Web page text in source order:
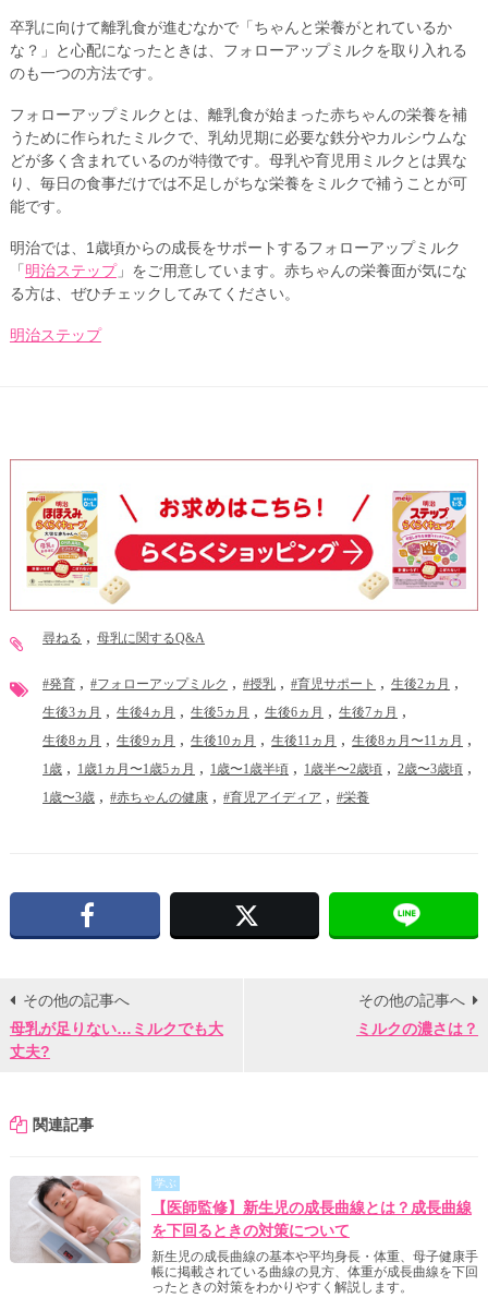
卒乳に向けて離乳食が進むなかで「ちゃんと栄養がとれているか
な？」と心配になったときは、フォローアップミルクを取り入れる
のも一つの方法です。
フォローアップミルクとは、離乳食が始まった赤ちゃんの栄養を補
うために作られたミルクで、乳幼児期に必要な鉄分やカルシウムな
どが多く含まれているのが特徴です。母乳や育児用ミルクとは異な
り、毎日の食事だけでは不足しがちな栄養をミルクで補うことが可
能です。
明治では、1歳頃からの成長をサポートするフォローアップミルク
「 明治ステップ」をご用意しています。赤ちゃんの栄養面が気にな
る方は、ぜひチェックしてみてください。
明治ステップ
尋ねる 母乳に関するQ&A
#発育 #フォローアップミルク #授乳 #育児サポート 生後2ヵ月
生後3ヵ月 生後4ヵ月 生後5ヵ月 生後6ヵ月 生後7ヵ月
生後8ヵ月 生後9ヵ月 生後10ヵ月 生後11ヵ月 生後8ヵ月〜11ヵ月
1歳 1歳1ヵ月〜1歳5ヵ月 1歳〜1歳半頃 1歳半〜2歳頃 2歳〜3歳頃
1歳〜3歳 #赤ちゃんの健康 #育児アイディア #栄養
その他の記事へ
母乳が足りない…ミルクでも大
丈夫?
その他の記事へ
ミルクの濃さは？
関連記事
学ぶ
【医師監修】新生児の成長曲線とは？成長曲線
を下回るときの対策について
新生児の成長曲線の基本や平均身長・体重、母子健康手
帳に掲載されている曲線の見方、体重が成長曲線を下回
ったときの対策をわかりやすく解説します。